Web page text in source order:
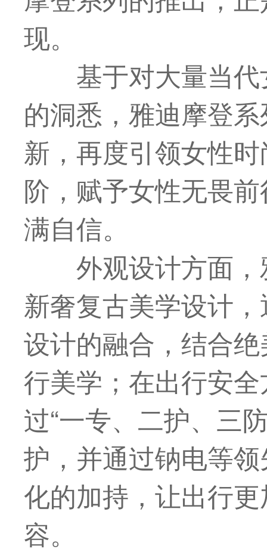
现。
基于对大量当
的洞悉，雅迪摩登
新，再度引领女性
阶，赋予女性无畏
满自信。
外观设计方面
新奢复古美学设计
设计的融合，结合
行美学；在出行安
过“一专、二护、三
护，并通过钠电等
化的加持，让出行
容。